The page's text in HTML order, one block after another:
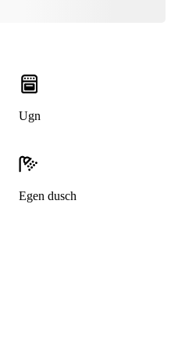
Ugn
Egen dusch